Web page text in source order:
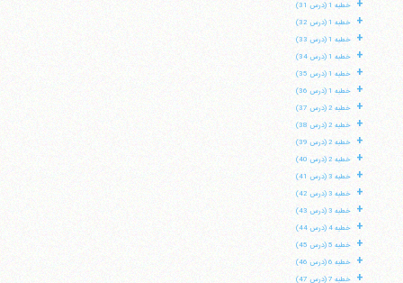
+ خطبه 1 (درس 31)
+ خطبه 1 (درس 32)
+ خطبه 1 (درس 33)
+ خطبه 1 (درس 34)
+ خطبه 1 (درس 35)
+ خطبه 1 (درس 36)
+ خطبه 2 (درس 37)
+ خطبه 2 (درس 38)
+ خطبه 2 (درس 39)
+ خطبه 2 (درس 40)
+ خطبه 3 (درس 41)
+ خطبه 3 (درس 42)
+ خطبه 3 (درس 43)
+ خطبه 4 (درس 44)
+ خطبه 5 (درس 45)
+ خطبه 6 (درس 46)
+ خطبه 7 (درس 47)